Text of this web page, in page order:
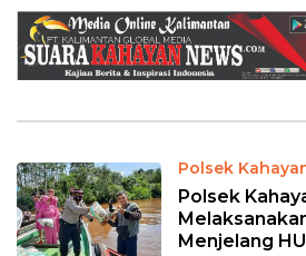
Polsek
Polsek
Menjelang